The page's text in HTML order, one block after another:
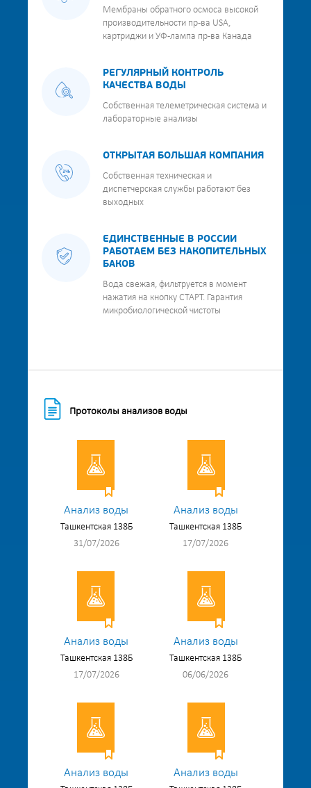
Мембраны обратного осмоса высокой
производительности пр-ва USA,
картриджи и УФ-лампа пр-ва Канада
РЕГУЛЯРНЫЙ КОНТРОЛЬ
КАЧЕСТВА ВОДЫ
Собственная телеметрическая система и
лабораторные анализы
ОТКРЫТАЯ БОЛЬШАЯ КОМПАНИЯ
Собственная техническая и
диспетчерская службы работают без
выходных
ЕДИНСТВЕННЫЕ В РОССИИ
РАБОТАЕМ БЕЗ НАКОПИТЕЛЬНЫХ
БАКОВ
Вода свежая, фильтруется в момент
нажатия на кнопку СТАРТ. Гарантия
микробиологической чистоты
Протоколы анализов воды
Анализ воды
Ташкентская 138Б
31/07/2026
Анализ воды
Ташкентская 138Б
17/07/2026
Анализ воды
Ташкентская 138Б
17/07/2026
Анализ воды
Ташкентская 138Б
06/06/2026
Анализ воды Анализ воды